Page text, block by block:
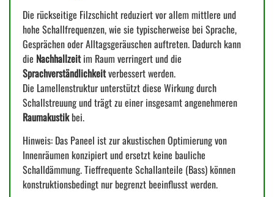
Die rückseitige Filzschicht reduziert vor allem mittlere und
hohe Schallfrequenzen, wie sie typischerweise bei Sprache,
Gesprächen oder Alltagsgeräuschen auftreten. Dadurch kann
die Nachhallzeitim Raum verringert und die
Sprachverständlichkeitverbessert werden.
Die Lamellenstruktur unterstützt diese Wirkung durch
Schallstreuung und trägt zu einer insgesamt angenehmeren
Raumakustikbei.
Hinweis: Das Paneel ist zur akustischen Optimierung von
Innenräumen konzipiert und ersetzt keine bauliche
Schalldämmung. Tieffrequente Schallanteile (Bass) können
konstruktionsbedingt nur begrenzt beeinflusst werden.